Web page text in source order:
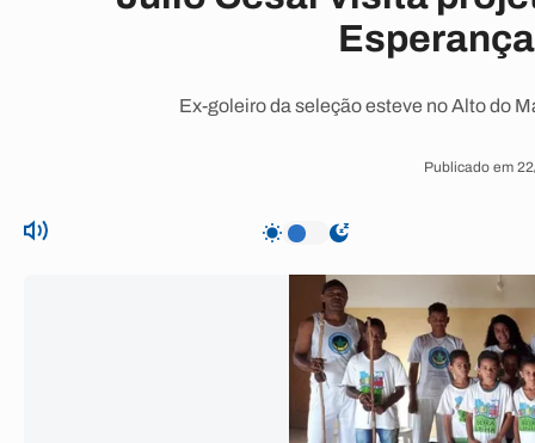
Ex-goleiro da seleção esteve no Alto do
Publicado em